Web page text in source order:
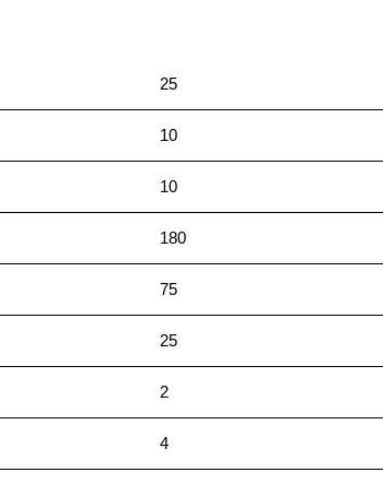
25
10
10
180
75
25
2
4